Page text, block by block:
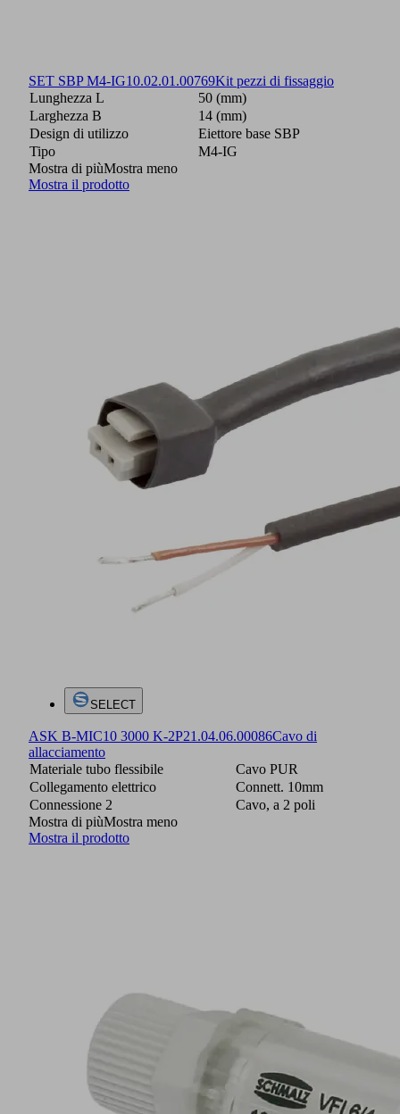
SET SBP M4-IG10.02.01.00769Kit pezzi di fissaggio
Lunghezza L
50 (mm)
Larghezza B
14 (mm)
Design di utilizzo
Eiettore base SBP
Tipo
M4-IG
Mostra di piùMostra meno
Mostra il prodotto
SELECT
ASK B-MIC10 3000 K-2P21.04.06.00086Cavo di
allacciamento
Materiale tubo flessibile
Cavo PUR
Collegamento elettrico
Connett. 10mm
Connessione 2
Cavo, a 2 poli
Mostra di piùMostra meno
Mostra il prodotto